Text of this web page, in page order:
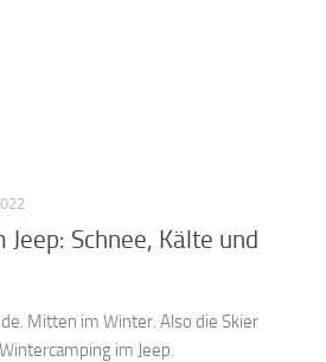
Schnee, Kälte und
Mitten im Winter. Also die Skier
im Jeep.